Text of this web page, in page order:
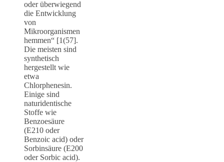
oder überwiegend
die Entwicklung
von
Mikroorganismen
hemmen“ [1(57].
Die meisten sind
synthetisch
hergestellt wie
etwa
Chlorphenesin.
Einige sind
naturidentische
Stoffe wie
Benzoesäure
(E210 oder
Benzoic acid) oder
Sorbinsäure (E200
oder Sorbic acid).